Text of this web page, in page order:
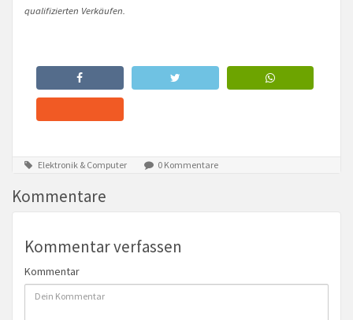
qualifizierten Verkäufen.
Elektronik & Computer 0 Kommentare
Kommentare
Kommentar verfassen
Kommentar